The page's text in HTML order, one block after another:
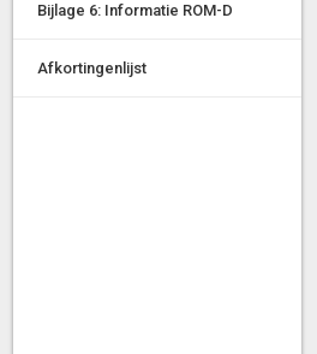
Bijlage 6: Informatie ROM-D
Afkortingenlijst